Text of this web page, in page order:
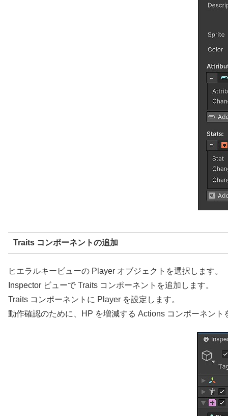
Traits コンポーネントの追加
ヒエラルキービューの Player オブジェクトを選択します。
Inspector ビューで Traits コンポーネントを追加します。
Traits コンポーネントに Player を設定します。
動作確認のために、HP を増減する Actions コンポーネント